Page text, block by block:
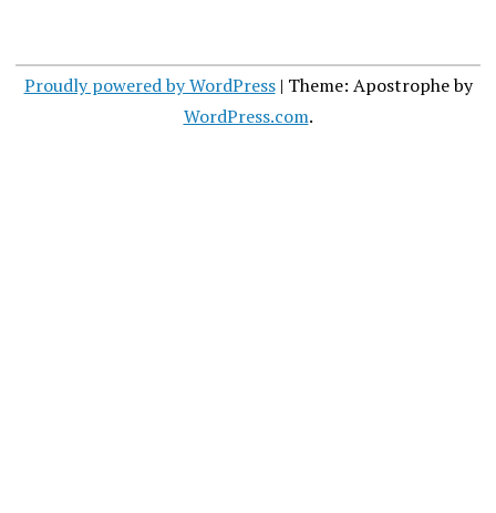
Proudly powered by WordPress | Theme: Apostrophe by
WordPress.com.